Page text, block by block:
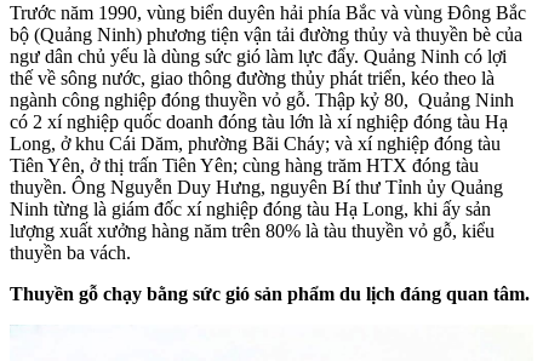
Trước năm 1990, vùng biển duyên hải phía Bắc và vùng Đông Bắc
bộ (Quảng Ninh) phương tiện vận tải đường thủy và thuyền bè của
ngư dân chủ yếu là dùng sức gió làm lực đẩy. Quảng Ninh có lợi
thế về sông nước, giao thông đường thủy phát triển, kéo theo là
ngành công nghiệp đóng thuyền vỏ gỗ. Thập kỷ 80, Quảng Ninh
có 2 xí nghiệp quốc doanh đóng tàu lớn là xí nghiệp đóng tàu Hạ
Long, ở khu Cái Dăm, phường Bãi Cháy; và xí nghiệp đóng tàu
Tiên Yên, ở thị trấn Tiên Yên; cùng hàng trăm HTX đóng tàu
thuyền. Ông Nguyễn Duy Hưng, nguyên Bí thư Tỉnh ủy Quảng
Ninh từng là giám đốc xí nghiệp đóng tàu Hạ Long, khi ấy sản
lượng xuất xưởng hàng năm trên 80% là tàu thuyền vỏ gỗ, kiểu
thuyền ba vách.
Thuyền gỗ chạy bằng sức gió sản phẩm du lịch đáng quan tâm.